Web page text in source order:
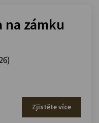
na zámku
Zjistěte více